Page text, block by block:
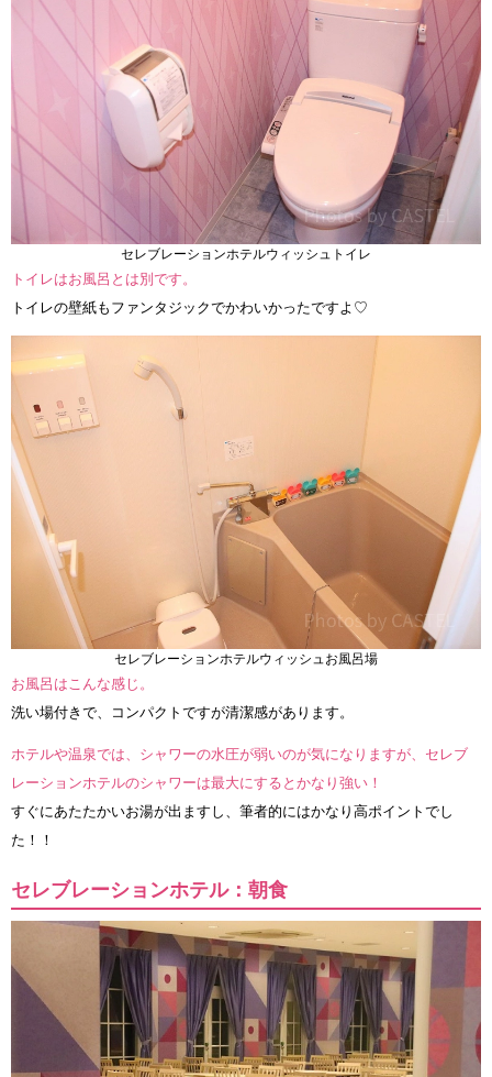
セレブレーションホテルウィッシュトイレ
トイレはお風呂とは別です。
トイレの壁紙もファンタジックでかわいかったですよ♡
セレブレーションホテルウィッシュお風呂場
お風呂はこんな感じ。
洗い場付きで、コンパクトですが清潔感があります。
ホテルや温泉では、シャワーの水圧が弱いのが気になりますが、セレブ
レーションホテルのシャワーは最大にするとかなり強い！
すぐにあたたかいお湯が出ますし、筆者的にはかなり高ポイントでし
た！！
セレブレーションホテル：朝食